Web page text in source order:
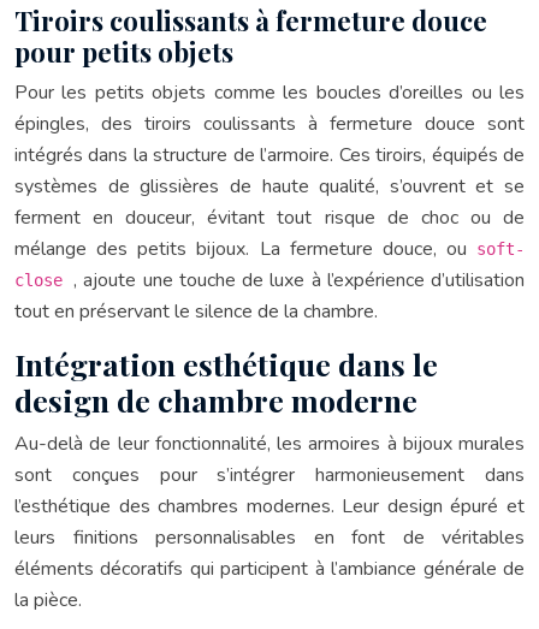
Tiroirs coulissants à fermeture douce
pour petits objets
Pour les petits objets comme les boucles d’oreilles ou les
épingles, des tiroirs coulissants à fermeture douce sont
intégrés dans la structure de l’armoire. Ces tiroirs, équipés de
systèmes de glissières de haute qualité, s’ouvrent et se
ferment en douceur, évitant tout risque de choc ou de
mélange des petits bijoux. La fermeture douce, ou
soft-
close , ajoute une touche de luxe à l’expérience d’utilisation
tout en préservant le silence de la chambre.
Intégration esthétique dans le
design de chambre moderne
Au-delà de leur fonctionnalité, les armoires à bijoux murales
sont conçues pour s’intégrer harmonieusement dans
l’esthétique des chambres modernes. Leur design épuré et
leurs finitions personnalisables en font de véritables
éléments décoratifs qui participent à l’ambiance générale de
la pièce.